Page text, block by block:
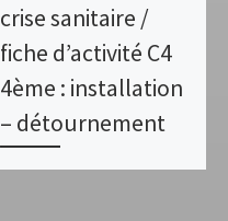
crise sanitaire /
fiche d’activité C4
4ème : installation
– détournement